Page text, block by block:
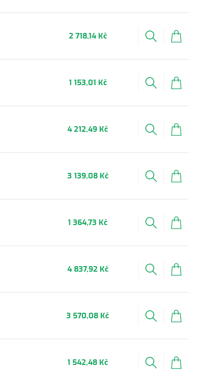
2 718,14 Kč
1 153,01 Kč
4 212,49 Kč
3 139,08 Kč
1 364,73 Kč
4 837,92 Kč
3 570,08 Kč
1 542,48 Kč